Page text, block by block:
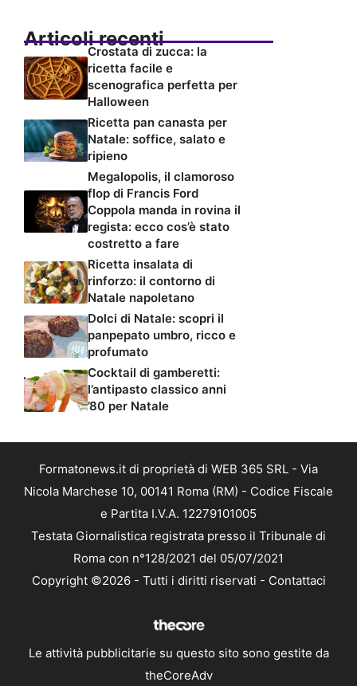
Articoli recenti
Crostata di zucca: la
ricetta facile e
scenografica perfetta per
Halloween
Ricetta pan canasta per
Natale: soffice, salato e
ripieno
Megalopolis, il clamoroso
flop di Francis Ford
Coppola manda in rovina il
regista: ecco cos’è stato
costretto a fare
Ricetta insalata di
rinforzo: il contorno di
Natale napoletano
Dolci di Natale: scopri il
panpepato umbro, ricco e
profumato
Cocktail di gamberetti:
l’antipasto classico anni
’80 per Natale
Formatonews.it di proprietà di WEB 365 SRL - Via
Nicola Marchese 10, 00141 Roma (RM) - Codice Fiscale
e Partita I.V.A. 12279101005
Testata Giornalistica registrata presso il Tribunale di
Roma con n°128/2021 del 05/07/2021
Copyright ©2026 - Tutti i diritti riservati - Contattaci
Le attività pubblicitarie su questo sito sono gestite da
theCoreAdv